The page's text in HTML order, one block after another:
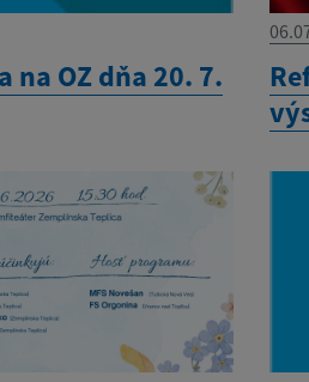
na OZ dňa 20. 7.